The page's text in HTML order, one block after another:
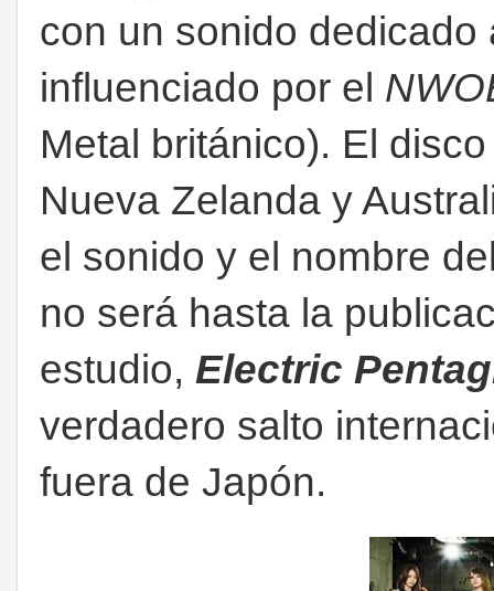
con un sonido dedicado
influenciado por el
Metal británico). El
Nueva Zelanda y
el sonido y el nombre
no será hasta la
estudio, Electric
verdadero salto
fuera de Japón.